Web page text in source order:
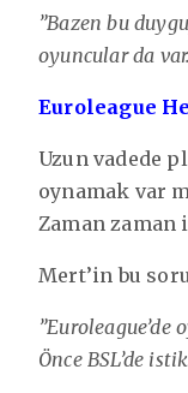
”Bazen bu
oyuncular da
Euroleague
Uzun vadede
oynamak var
Zaman zaman
Mert’in bu
Önce BSL’de